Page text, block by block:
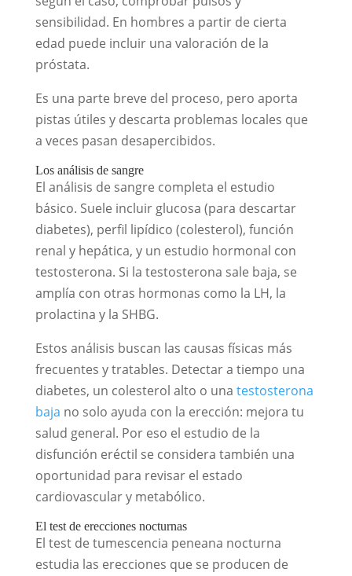
sensibilidad. En hombres a partir de cierta
edad puede incluir una valoración de la
próstata.
Es una parte breve del proceso, pero aporta
pistas útiles y descarta problemas locales que
a veces pasan desapercibidos.
Los análisis de sangre
El análisis de sangre completa el estudio
básico. Suele incluir glucosa (para descartar
diabetes), perfil lipídico (colesterol), función
renal y hepática, y un estudio hormonal con
testosterona. Si la testosterona sale baja, se
amplía con otras hormonas como la LH, la
prolactina y la SHBG.
Estos análisis buscan las causas físicas más
frecuentes y tratables. Detectar a tiempo una
diabetes, un colesterol alto o una testosterona
baja no solo ayuda con la erección: mejora tu
salud general. Por eso el estudio de la
disfunción eréctil se considera también una
oportunidad para revisar el estado
cardiovascular y metabólico.
El test de erecciones nocturnas
El test de tumescencia peneana nocturna
estudia las erecciones que se producen de